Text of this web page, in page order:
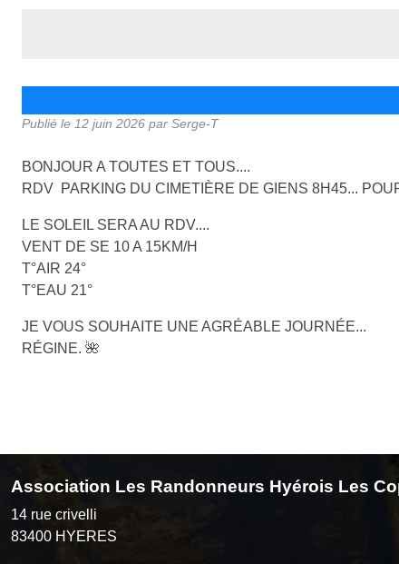
Publié le 12 juin 2026 par Serge-T
BONJOUR A TOUTES ET TOUS....
RDV PARKING DU CIMETIÈRE DE GIENS 8H45...
LE SOLEIL SERA AU RDV....
VENT DE SE 10 A 15KM/H
T°AIR 24°
T°EAU 21°
JE VOUS SOUHAITE UNE AGRÉABLE JOURNÉE...
RÉGINE. 🌺
Association Les Randonneurs Hyérois Les
14 rue crivelli
83400 HYERES